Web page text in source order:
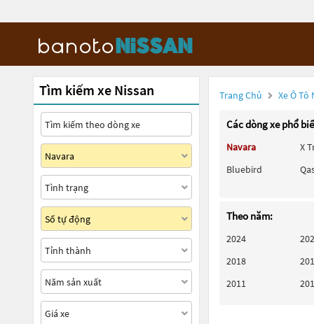
Tìm kiếm xe Nissan Trang Chủ Xe Ô Tô
Các dòng xe phổ
Navara
X
Bluebird
Theo năm:
2024
2018
2011